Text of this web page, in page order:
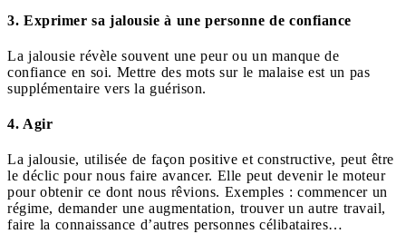
3. Exprimer sa jalousie à une personne de confiance
La jalousie révèle souvent une peur ou un manque de
confiance en soi. Mettre des mots sur le malaise est un pas
supplémentaire vers la guérison.
4. Agir
La jalousie, utilisée de façon positive et constructive, peut être
le déclic pour nous faire avancer. Elle peut devenir le moteur
pour obtenir ce dont nous rêvions. Exemples : commencer un
régime, demander une augmentation, trouver un autre travail,
faire la connaissance d’autres personnes célibataires…